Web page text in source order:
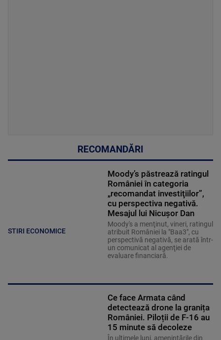
RECOMANDĂRI
STIRI ECONOMICE
Moody’s păstrează ratingul
României în categoria
„recomandat investiţiilor”,
cu perspectiva negativă.
Mesajul lui Nicușor Dan
Moody's a menţinut, vineri, ratingul
atribuit României la "Baa3", cu
perspectivă negativă, se arată într-
un comunicat al agenţiei de
evaluare financiară.
Ce face Armata când
detectează drone la granița
României. Piloții de F-16 au
15 minute să decoleze
În ultimele luni, amenințările din